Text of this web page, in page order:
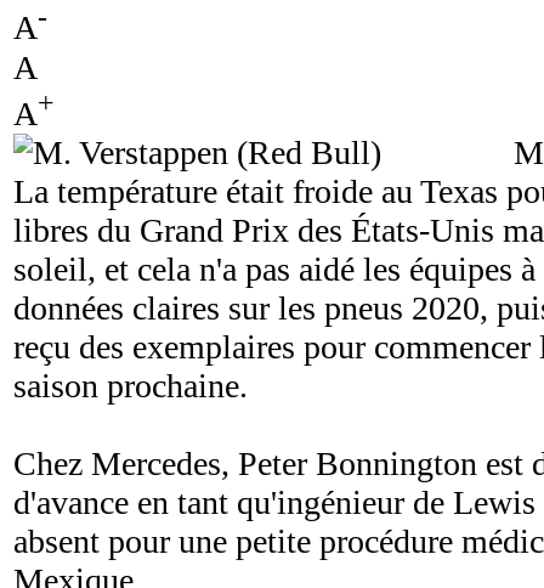
A-
A
A+
La température était froide au Texas
libres du Grand Prix des États-Unis
soleil, et cela n'a pas aidé les équipes
données claires sur les pneus 2020,
reçu des exemplaires pour commencer
saison prochaine.
Chez Mercedes, Peter Bonnington est
d'avance en tant qu'ingénieur de
absent pour une petite procédure
Mexique.